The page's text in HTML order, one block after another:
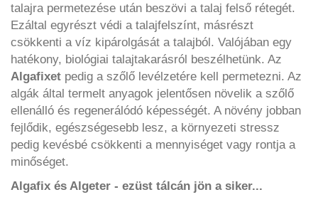
talajra permetezése után beszövi a talaj felső rétegét.
Ezáltal egyrészt védi a talajfelszínt, másrészt
csökkenti a víz kipárolgását a talajból. Valójában egy
hatékony, biológiai talajtakarásról beszélhetünk. Az
Algafixet pedig a szőlő levélzetére kell permetezni. Az
algák által termelt anyagok jelentősen növelik a szőlő
ellenálló és regenerálódó képességét. A növény jobban
fejlődik, egészségesebb lesz, a környezeti stressz
pedig kevésbé csökkenti a mennyiséget vagy rontja a
minőséget.
Algafix és Algeter - ezüst tálcán jön a siker...